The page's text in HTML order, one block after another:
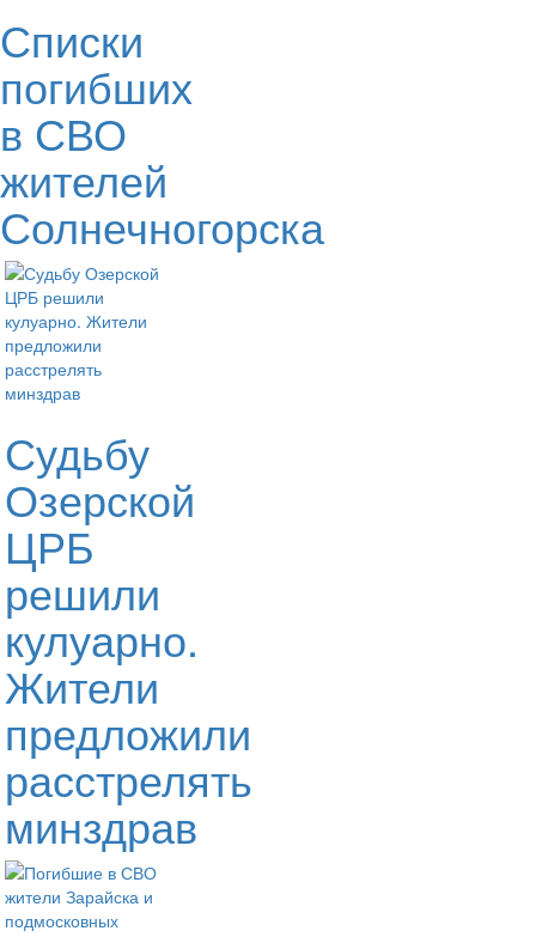
Списки
погибших
в СВО
жителей
Солнечногорска
Судьбу
Озерской
ЦРБ
решили
кулуарно.
Жители
предложили
расстрелять
минздрав